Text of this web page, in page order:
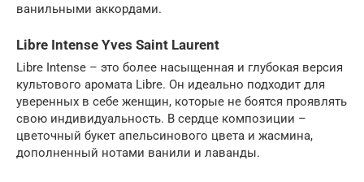
ванильными аккордами.
Libre Intense Yves Saint Laurent
Libre Intense – это более насыщенная и глубокая версия
культового аромата Libre. Он идеально подходит для
уверенных в себе женщин, которые не боятся проявлять
свою индивидуальность. В сердце композиции –
цветочный букет апельсинового цвета и жасмина,
дополненный нотами ванили и лаванды.